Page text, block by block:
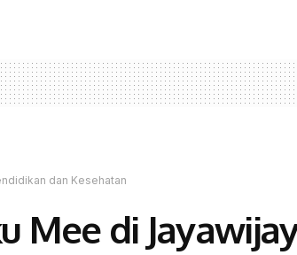
dan Kesehatan
Mee di